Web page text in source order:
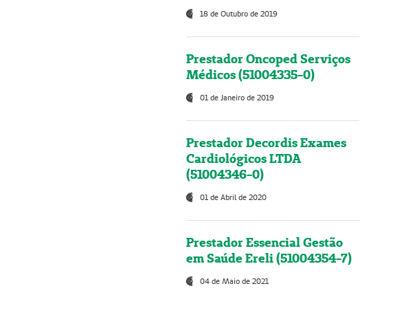
18 de Outubro de 2019
Prestador Oncoped Serviços
Médicos (51004335-0)
01 de Janeiro de 2019
Prestador Decordis Exames
Cardiológicos LTDA
(51004346-0)
01 de Abril de 2020
Prestador Essencial Gestão
em Saúde Ereli (51004354-7)
04 de Maio de 2021